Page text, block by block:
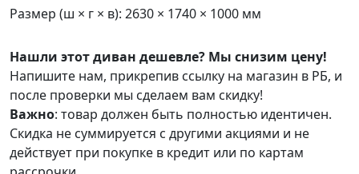
Размер (ш × г × в): 2630 × 1740 × 1000 мм
Нашли этот диван дешевле? Мы снизим цену!
Напишите нам, прикрепив ссылку на магазин в РБ, и
после проверки мы сделаем вам скидку!
Важно: товар должен быть полностью идентичен.
Скидка не суммируется с другими акциями и не
действует при покупке в кредит или по картам